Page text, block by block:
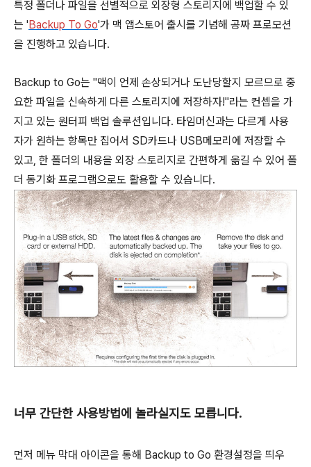
특정 폴더나 파일을 선별적으로 외장형 스토리지에 백업할 수 있
는 'Backup To Go'가 맥 앱스토어 출시를 기념해 공짜 프로모션
을 진행하고 있습니다.
Backup to Go는 "맥이 언제 손상되거나 도난당할지 모르므로 중
요한 파일을 신속하게 다른 스토리지에 저장하자!"라는 컨셉을 가
지고 있는 원터피 백업 솔루션입니다. 타임머신과는 다르게 사용
자가 원하는 항목만 집어서 SD카드나 USB메모리에 저장할 수
있고, 한 폴더의 내용을 외장 스토리지로 간편하게 옮길 수 있어 폴
더 동기화 프로그램으로도 활용할 수 있습니다.
너무 간단한 사용방법에 놀라실지도 모릅니다.
먼저 메뉴 막대 아이콘을 통해 Backup to Go 환경설정을 띄우